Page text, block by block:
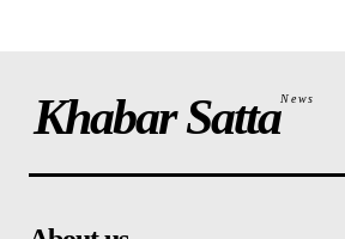
Khabar SattaNews